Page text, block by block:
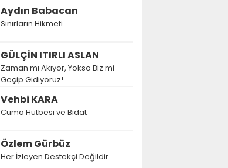
Aydın Babacan
Sınırların Hikmeti
GÜLÇİN ITIRLI ASLAN
Zaman mı Akıyor, Yoksa Biz mi
Geçip Gidiyoruz!
Vehbi KARA
Cuma Hutbesi ve Bidat
Özlem Gürbüz
Her İzleyen Destekçi Değildir